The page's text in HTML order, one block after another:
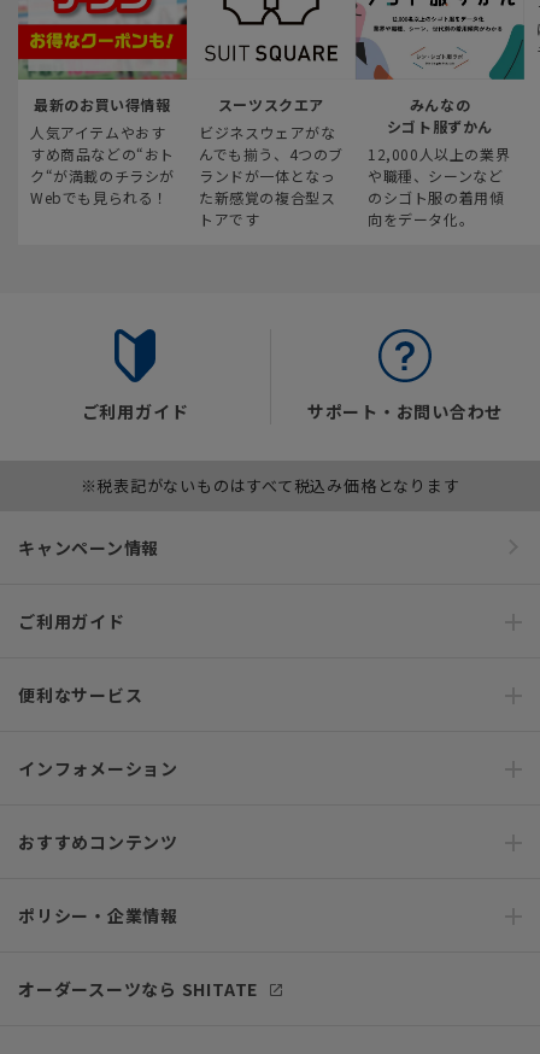
最新のお買い得情報
人気アイテムやおす
すめ商品などの“おト
ク“が満載のチラシが
Webでも見られる！
スーツスクエア
ビジネスウェアがな
んでも揃う、4つのブ
ランドが一体となっ
た新感覚の複合型ス
トアです
みんなの
シゴト服ずかん
12,000人以上の業界
や職種、シーンなど
のシゴト服の着用傾
向をデータ化。
ご利用ガイド サポート・お問い合わせ
※税表記がないものはすべて税込み価格となります
キャンペーン情報
ご利用ガイド
便利なサービス
インフォメーション
おすすめコンテンツ
ポリシー・企業情報
オーダースーツなら SHITATE